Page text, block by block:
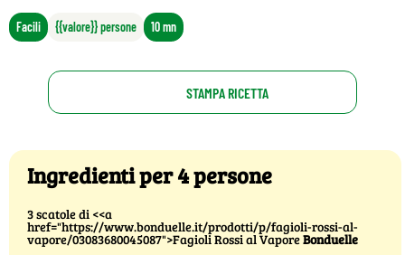
Facili {{valore}} persone 10 mn
STAMPA RICETTA
Ingredienti per 4 persone
3 scatole di <<a
href="https://www.bonduelle.it/prodotti/p/fagioli-rossi-al-
vapore/03083680045087">Fagioli Rossi al VaporeBonduelle